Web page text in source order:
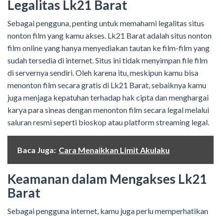
Legalitas Lk21 Barat
Sebagai pengguna, penting untuk memahami legalitas situs
nonton film yang kamu akses. Lk21 Barat adalah situs nonton
film online yang hanya menyediakan tautan ke film-film yang
sudah tersedia di internet. Situs ini tidak menyimpan file film
di servernya sendiri. Oleh karena itu, meskipun kamu bisa
menonton film secara gratis di Lk21 Barat, sebaiknya kamu
juga menjaga kepatuhan terhadap hak cipta dan menghargai
karya para sineas dengan menonton film secara legal melalui
saluran resmi seperti bioskop atau platform streaming legal.
Baca Juga: Cara Menaikkan Limit Akulaku
Keamanan dalam Mengakses Lk21
Barat
Sebagai pengguna internet, kamu juga perlu memperhatikan